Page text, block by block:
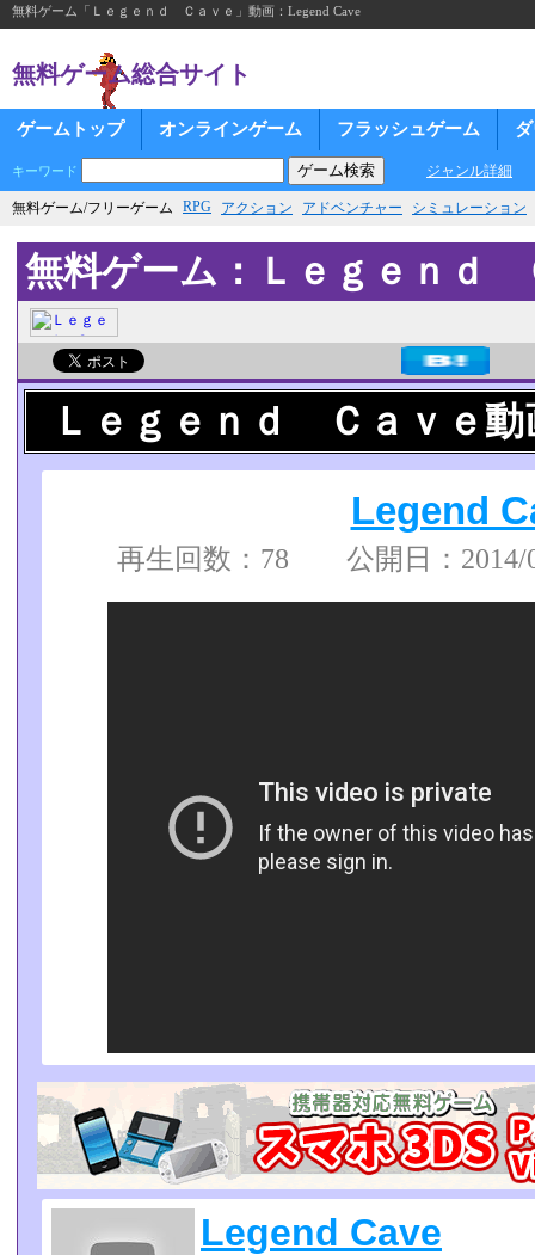
無料ゲーム「Ｌｅｇｅｎｄ Ｃａｖｅ」動画：Legend Cave
無料ゲーム総合サイト
ゲームトップ オンラインゲーム フラッシュゲーム
キーワード ジャンル詳細
無料ゲーム/フリーゲーム RPG アクション アドベンチャー シミュレーション
無料ゲーム：Ｌｅｇｅｎｄ
Ｌｅｇｅｎｄ Ｃａｖｅ動
Legend
再生回数：78 公開日：2014/
Legend Cave